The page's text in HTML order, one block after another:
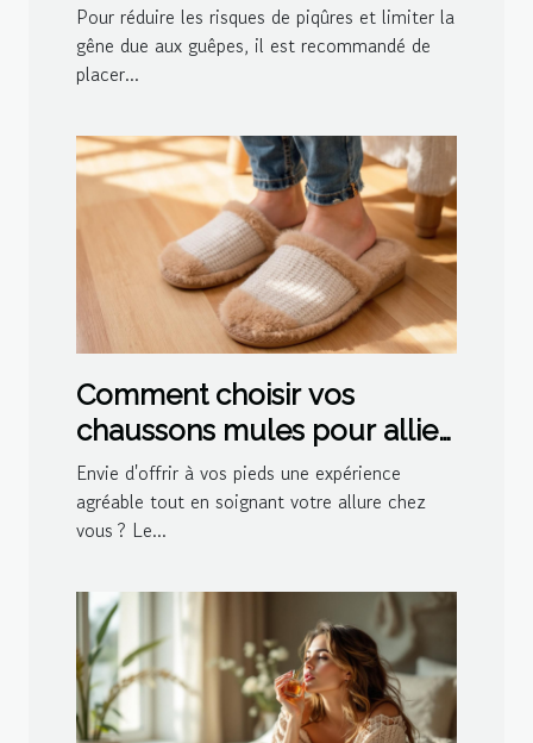
Pour réduire les risques de piqûres et limiter la
gêne due aux guêpes, il est recommandé de
placer...
Comment choisir vos
chaussons mules pour allier
confort et style ?
Envie d'offrir à vos pieds une expérience
agréable tout en soignant votre allure chez
vous ? Le...